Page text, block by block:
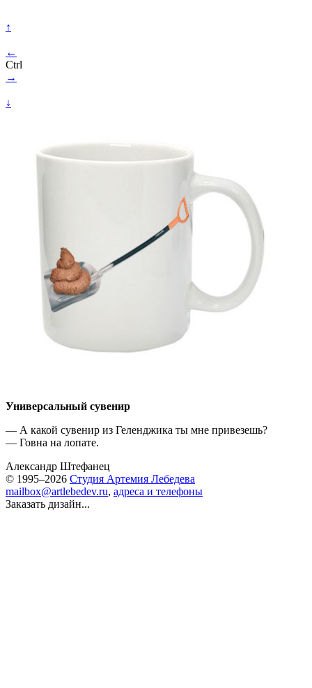
↑
←
Ctrl
→
↓
Универсальный сувенир
— А какой сувенир из Геленджика ты мне привезешь?
— Говна на лопате.
Александр Штефанец
© 1995–2026 Студия Артемия Лебедева
mailbox@artlebedev.ru, адреса и телефоны
Заказать дизайн...